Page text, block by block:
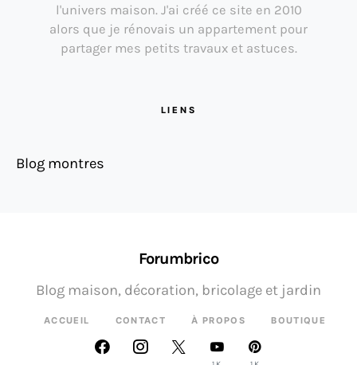
l'univers maison. J'ai créé ce site en 2010
alors que je rénovais un appartement pour
partager mes petits travaux et astuces.
LIENS
Blog montres
Forumbrico
ACCUEIL CONTACT À PROPOS BOUTIQUE
Blog maison, décoration, bricolage et jardin